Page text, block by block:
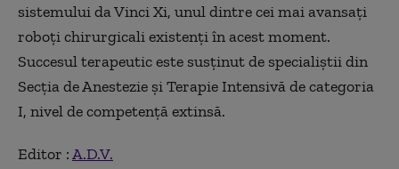
sistemului da Vinci Xi, unul dintre cei mai avansați
roboți chirurgicali existenți în acest moment.
Succesul terapeutic este susținut de specialiștii din
Secția de Anestezie și Terapie Intensivă de categoria
I, nivel de competență extinsă.
Editor :A.D.V.